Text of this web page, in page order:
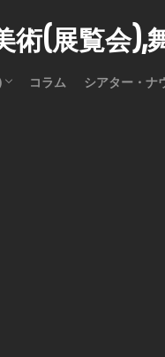
術(展覧会),
コラム シアター・ナ